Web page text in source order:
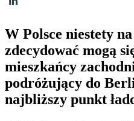
W Polsce niestety
zdecydować mogą
mieszkańcy
podróżujący do
najbliższy punkt